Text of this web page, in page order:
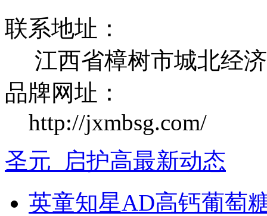
联系地址：
江西省樟树市城北经
品牌网址：
http://jxmbsg.com/
圣元_启护高最新动态
英童知星AD高钙葡